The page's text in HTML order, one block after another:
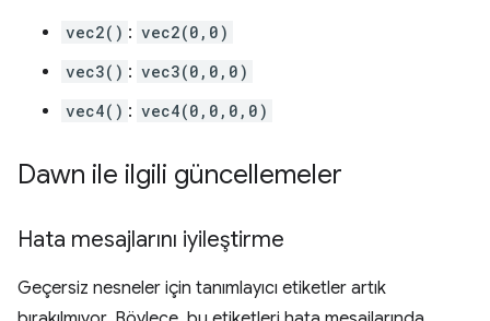
vec2() : vec2(0,0)
vec3() : vec3(0,0,0)
vec4() : vec4(0,0,0,0)
Dawn ile ilgili güncellemeler
Hata mesajlarını iyileştirme
Geçersiz nesneler için tanımlayıcı etiketler artık